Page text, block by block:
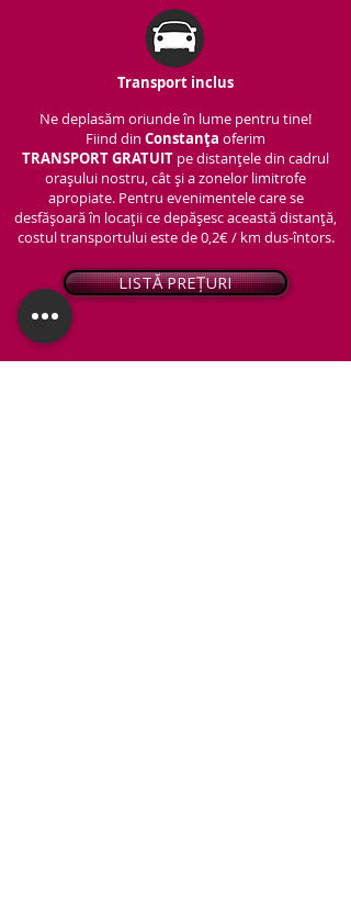
Transport inclus
Ne deplasăm oriunde în lume pentru tine!
Fiind din Constanța oferim
TRANSPORTGRATUIT pe distanțele din cadrul
orașului nostru, cât și a zonelor limitrofe
apropiate. Pentru evenimentele care se
desfășoară în locații ce depășesc această distanță,
costul transportului este de 0,2€ / km dus-întors.
LISTĂ PREȚURI
© 2026 - Snap PhotoBooth